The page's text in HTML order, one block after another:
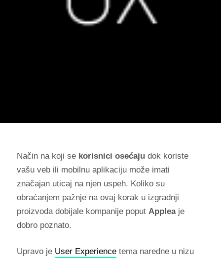
Način na koji se korisnici osećajudok koriste
vašu veb ili mobilnu aplikaciju može imati
značajan uticaj na njen uspeh. Koliko su
obraćanjem pažnje na ovaj korak u izgradnji
proizvoda dobijale kompanije poput Appleaje
dobro poznato.
Upravo je User Experiencetema naredne u nizu